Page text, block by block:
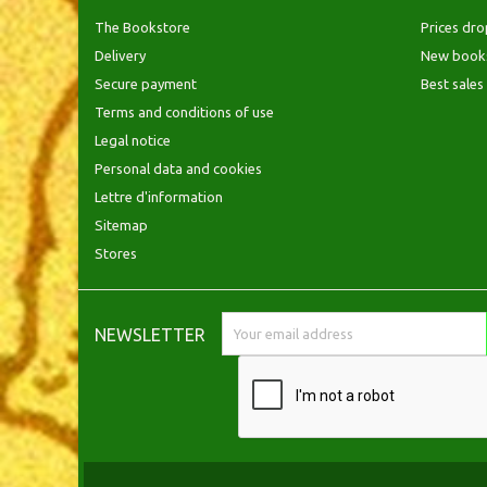
The Bookstore
Delivery
Secure payment
Terms and conditions of use
Legal notice
Personal data and cookies
Lettre d'information
Sitemap
Stores
Prices
New
Best sales
NEWSLETTER